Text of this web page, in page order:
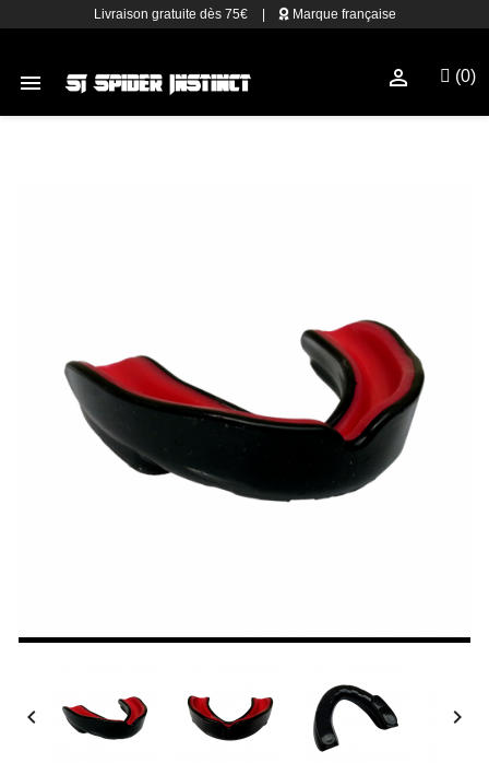
Livraison gratuite dès 75€ Marque française
 (0)

 